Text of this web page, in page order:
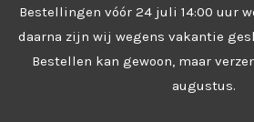
naar
Bestellingen vóór 24 juli 14:00 uur
daarna zijn wij wegens vakantie
Bestellen kan gewoon, maar
augustus.